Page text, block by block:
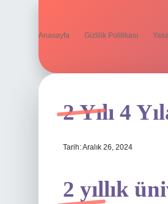
Anasayfa Gizlilik Politikası
2 Yılı 4
Tarih: Aralık 26, 2024
2 yıllık